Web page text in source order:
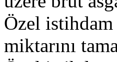
Özel istihdam
miktarını